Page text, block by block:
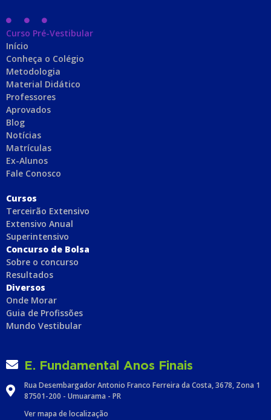
Curso Pré-Vestibular
Início
Conheça o Colégio
Metodologia
Material Didático
Professores
Aprovados
Blog
Notícias
Matrículas
Ex-Alunos
Fale Conosco
Cursos
Terceirão Extensivo
Extensivo Anual
Superintensivo
Concurso de Bolsa
Sobre o concurso
Resultados
Diversos
Onde Morar
Guia de Profissões
Mundo Vestibular
E. Fundamental Anos Finais
Rua Desembargador Antonio Franco Ferreira da Costa, 3678, Zona 1
87501-200 - Umuarama - PR
Ver mapa de localização